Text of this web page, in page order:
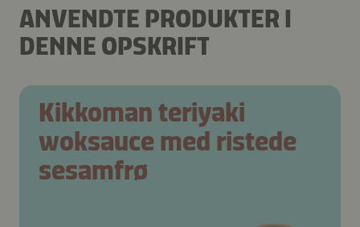
ANVENDTE PRODUKTER I
DENNE OPSKRIFT
Kikkoman teriyaki
woksauce med ristede
sesamfrø